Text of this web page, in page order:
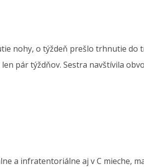
nohy, o týždeň prešlo trhnutie do
pár týždňov. Sestra navštívila
a infratentoriálne aj v C mieche,